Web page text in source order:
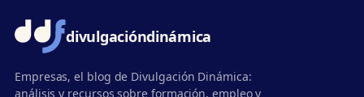
divulgacióndinámica
Empresas, el blog de Divulgación Dinámica:
análisis y recursos sobre formación, empleo y